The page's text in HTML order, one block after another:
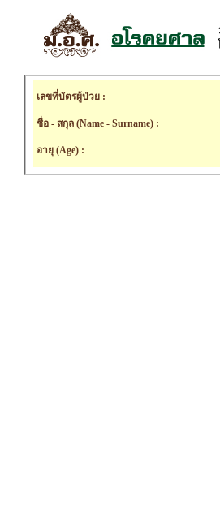
เลขที่บัตรผู้ป่วย :
ชื่อ - สกุล (Name - Surname) :
อายุ (Age) :